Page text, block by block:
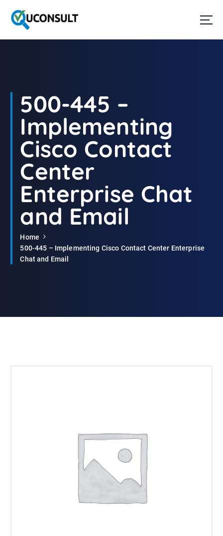
a
500-445 –
Implementing
Cisco Contact
Center
Enterprise Chat
and Email
Home
500-445 – Implementing Cisco Contact Center Enterprise
Chat and Email